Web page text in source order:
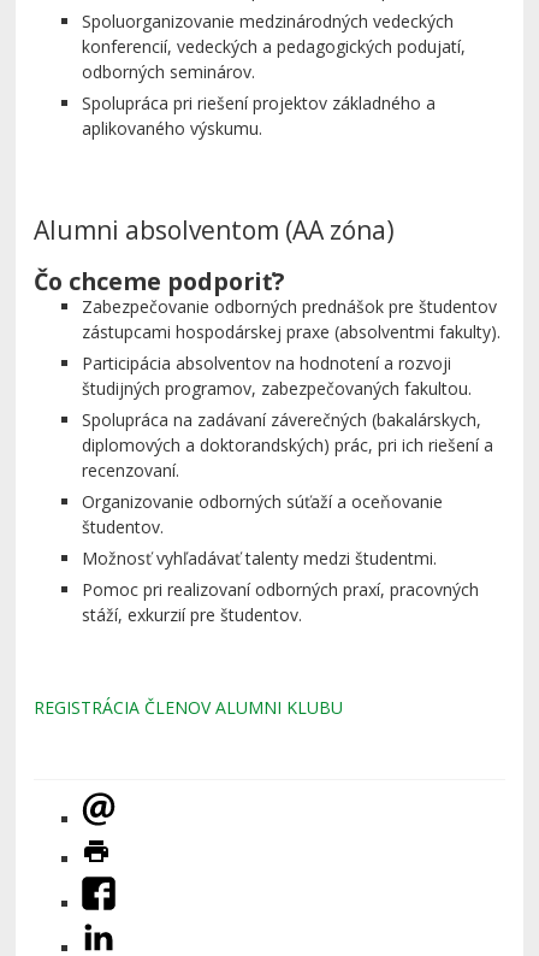
Spoluorganizovanie medzinárodných vedeckých
konferencií, vedeckých a pedagogických podujatí,
odborných seminárov.
Spolupráca pri riešení projektov základného a
aplikovaného výskumu.
Alumni absolventom (AA zóna)
Čo chceme podporiť?
Zabezpečovanie odborných prednášok pre študentov
zástupcami hospodárskej praxe (absolventmi fakulty).
Participácia absolventov na hodnotení a rozvoji
študijných programov, zabezpečovaných fakultou.
Spolupráca na zadávaní záverečných (bakalárskych,
diplomových a doktorandských) prác, pri ich riešení a
recenzovaní.
Organizovanie odborných súťaží a oceňovanie
študentov.
Možnosť vyhľadávať talenty medzi študentmi.
Pomoc pri realizovaní odborných praxí, pracovných
stáží, exkurzií pre študentov.
REGISTRÁCIA ČLENOV ALUMNI KLUBU